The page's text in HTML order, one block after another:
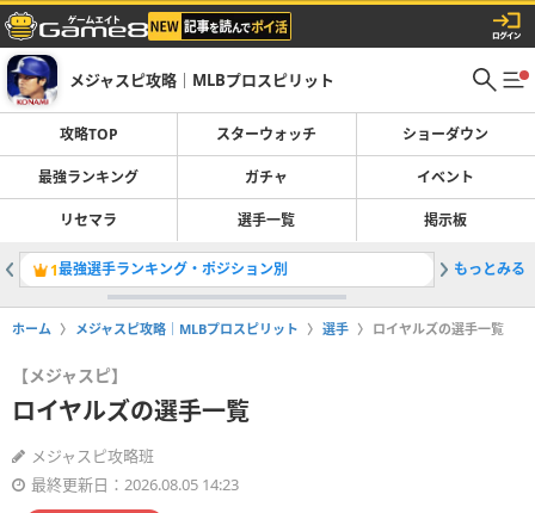
メジャスピ攻略｜MLBプロスピリット
攻略TOP スターウォッチ ショーダウン
最強ランキング ガチャ イベント
リセマラ 選手一覧 掲示板
1最強選手ランキング・ポジション別 2レジェ
もっとみる
ホーム メジャスピ攻略｜MLBプロスピリット 選手 ロイヤルズの選手一覧
【メジャスピ】
ロイヤルズの選手一覧
メジャスピ攻略班
最終更新日：2026.08.05 14:23